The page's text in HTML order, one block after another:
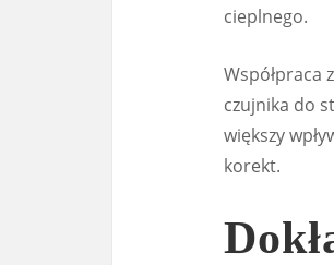
cieplnego.
Współpraca
czujnika do
większy
korekt.